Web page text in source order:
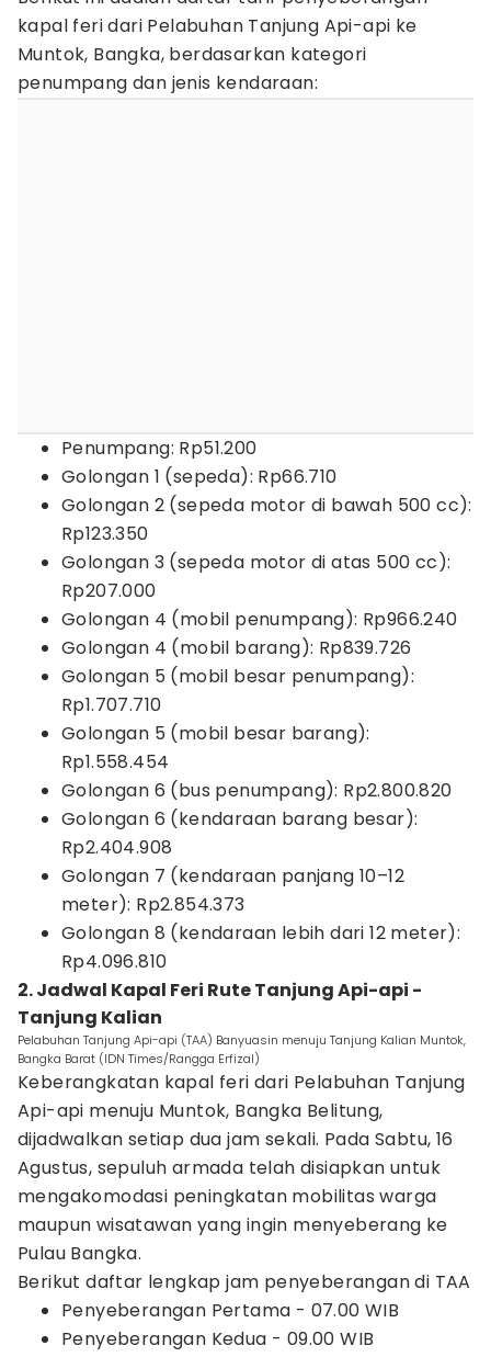
kapal feri dari Pelabuhan Tanjung Api-api ke
Muntok, Bangka, berdasarkan kategori
penumpang dan jenis kendaraan:
Penumpang: Rp51.200
Golongan 1 (sepeda): Rp66.710
Golongan 2 (sepeda motor di bawah 500 cc):
Rp123.350
Golongan 3 (sepeda motor di atas 500 cc):
Rp207.000
Golongan 4 (mobil penumpang): Rp966.240
Golongan 4 (mobil barang): Rp839.726
Golongan 5 (mobil besar penumpang):
Rp1.707.710
Golongan 5 (mobil besar barang):
Rp1.558.454
Golongan 6 (bus penumpang): Rp2.800.820
Golongan 6 (kendaraan barang besar):
Rp2.404.908
Golongan 7 (kendaraan panjang 10–12
meter): Rp2.854.373
Golongan 8 (kendaraan lebih dari 12 meter):
Rp4.096.810
2. Jadwal Kapal Feri Rute Tanjung Api-api -
Tanjung Kalian
Pelabuhan Tanjung Api-api (TAA) Banyuasin menuju Tanjung Kalian Muntok,
Bangka Barat (IDN Times/Rangga Erfizal)
Keberangkatan kapal feri dari Pelabuhan Tanjung
Api-api menuju Muntok, Bangka Belitung,
dijadwalkan setiap dua jam sekali. Pada Sabtu, 16
Agustus, sepuluh armada telah disiapkan untuk
mengakomodasi peningkatan mobilitas warga
maupun wisatawan yang ingin menyeberang ke
Pulau Bangka.
Berikut daftar lengkap jam penyeberangan di TAA
Penyeberangan Pertama - 07.00 WIB
Penyeberangan Kedua - 09.00 WIB